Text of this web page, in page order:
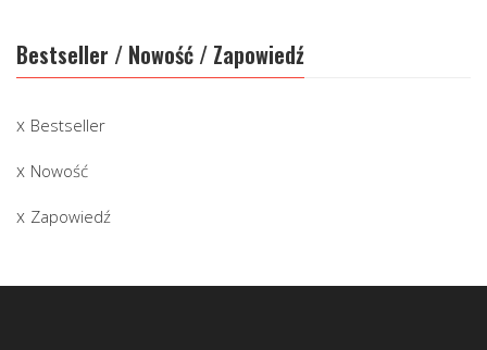
Bestseller / Nowość / Zapowiedź
Bestseller
Nowość
Zapowiedź